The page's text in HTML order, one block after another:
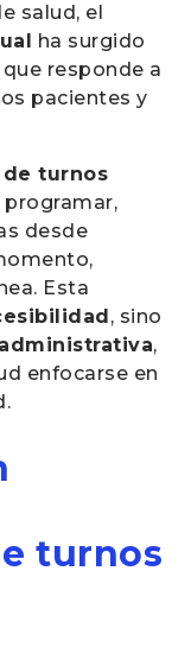
salud, el
ha surgido
responde a
pacientes y
turnos
desde
Esta
, sino
,
enfocarse en
turnos